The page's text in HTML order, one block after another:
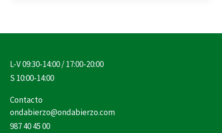
L-V 09:30-14:00 / 17:00-20:00
S 10:00-14:00
Contacto
ondabierzo@ondabierzo.com
987 40 45 00